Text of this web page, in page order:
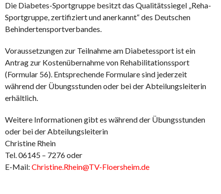
Die Diabetes-Sportgruppe besitzt das Qualitätssiegel „Reha-
Sportgruppe, zertifiziert und anerkannt“ des Deutschen
Behindertensportverbandes.
Voraussetzungen zur Teilnahme am Diabetessport ist ein
Antrag zur Kostenübernahme von Rehabilitationssport
(Formular 56). Entsprechende Formulare sind jederzeit
während der Übungsstunden oder bei der Abteilungsleiterin
erhältlich.
Weitere Informationen gibt es während der Übungsstunden
oder bei der Abteilungsleiterin
Christine Rhein
Tel. 06145 – 7276 oder
E-Mail: Christine.Rhein@TV-Floersheim.de